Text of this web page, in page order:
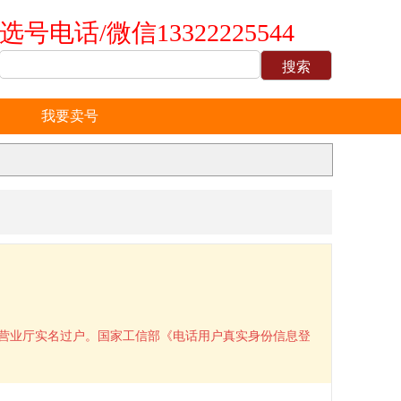
选号电话/微信13322225544
我要卖号
业厅实名过户。国家工信部《电话用户真实身份信息登